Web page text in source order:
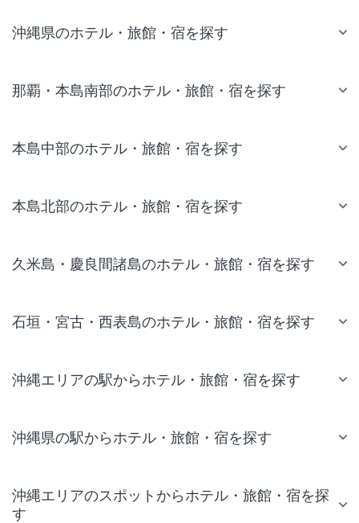
沖縄県のホテル・旅館・宿を探す
那覇・本島南部のホテル・旅館・宿を探す
本島中部のホテル・旅館・宿を探す
本島北部のホテル・旅館・宿を探す
久米島・慶良間諸島のホテル・旅館・宿を探す
石垣・宮古・西表島のホテル・旅館・宿を探す
沖縄エリアの駅からホテル・旅館・宿を探す
沖縄県の駅からホテル・旅館・宿を探す
沖縄エリアのスポットからホテル・旅館・宿を探
す